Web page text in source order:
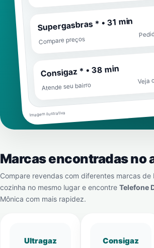
Supergasbras * • 31 min
Compare preços
Consigaz * • 38 min
Atende seu bairro
Veja
Imagem ilustrativa
Marcas encontradas no
Compare revendas com diferentes marcas
cozinha no mesmo lugar e encontre Telefone
Mônica com mais rapidez.
Ultragaz Consigaz